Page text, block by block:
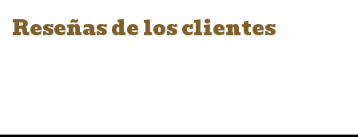
Reseñas de los clientes